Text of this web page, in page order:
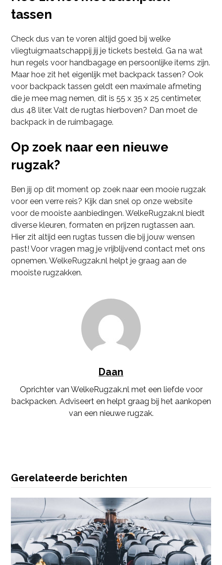
tassen
Check dus van te voren altijd goed bij welke
vliegtuigmaatschappij jij je tickets besteld. Ga na wat
hun regels voor handbagage en persoonlijke items zijn.
Maar hoe zit het eigenlijk met backpack tassen? Ook
voor backpack tassen geldt een maximale afmeting
die je mee mag nemen, dit is 55 x 35 x 25 centimeter,
dus 48 liter. Valt de rugtas hierboven? Dan moet de
backpack in de ruimbagage.
Op zoek naar een nieuwe
rugzak?
Ben jij op dit moment op zoek naar een mooie rugzak
voor een verre reis? Kijk dan snel op onze website
voor de mooiste aanbiedingen. WelkeRugzak.nl biedt
diverse kleuren, formaten en prijzen rugtassen aan.
Hier zit altijd een rugtas tussen die bij jouw wensen
past! Voor vragen mag je vrijblijvend contact met ons
opnemen. WelkeRugzak.nl helpt je graag aan de
mooiste rugzakken.
Daan
Oprichter van WelkeRugzak.nl met een liefde voor
backpacken. Adviseert en helpt graag bij het aankopen
van een nieuwe rugzak.
Gerelateerde berichten